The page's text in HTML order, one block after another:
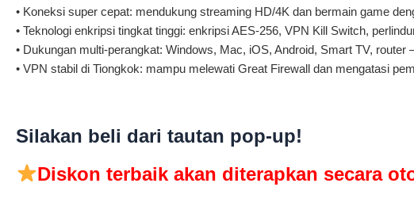
• Koneksi super cepat: mendukung streaming HD/4K dan bermain game
• Teknologi enkripsi tingkat tinggi: enkripsi AES-256, VPN Kill Switch,
• Dukungan multi-perangkat: Windows, Mac, iOS, Android, Smart TV,
• VPN stabil di Tiongkok: mampu melewati Great Firewall dan mengatasi
Silakan beli dari tautan pop-up!
Diskon terbaik akan diterapkan secara